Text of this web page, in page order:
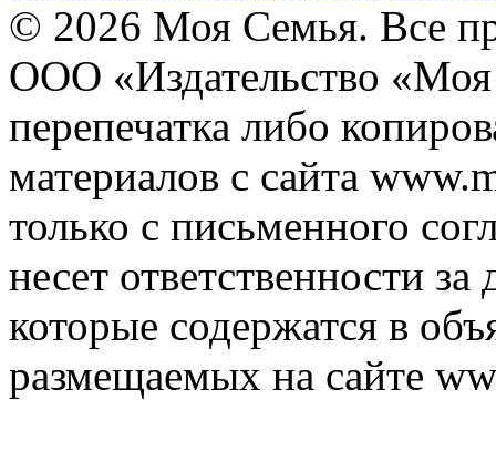
© 2026 Моя Семья. Все
ООО «Издательство
перепечатка либо
материалов с сайта
только с письменного
несет ответственности
которые содержатся в
размещаемых на сайте